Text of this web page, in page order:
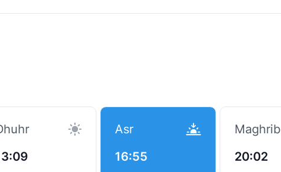
Asr
16:55
Maghrib
20:02